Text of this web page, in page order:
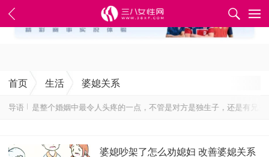
✕
首页 生活 婆媳关系
导语
以说是整个婚姻中最令人头疼的一点，不管是对方是独生子，还是有兄
婆媳吵架了怎么劝媳妇 改善婆媳关系